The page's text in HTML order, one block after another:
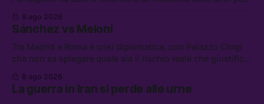
continuerà ad usare i servizi di Palantir, la protesta contro
La Russa, e la centrale elettrica di Amazon in Texas
9 ago 2026
Sánchez vs Meloni
Tra Madrid e Roma è crisi diplomatica, con Palazzo Chigi
che non sa spiegare quale sia il rischio reale che giustifica
di difesa tra Arabia Saudita, Pakistan e Turchia, la crisi del
carburante irregolare, e un altro caso di IA ribelle
8 ago 2026
La guerra in Iran si perde alle urne